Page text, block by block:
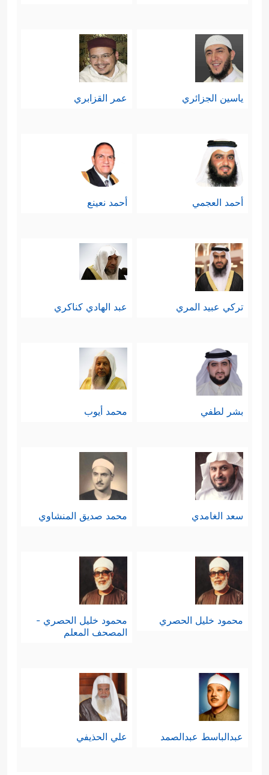
ياسين الجزائري عمر القزابري
أحمد العجمي أحمد نعينع
تركي عبيد المري عبد الهادي كناكري
بشر لطفي محمد أيوب
سعد الغامدي محمد صديق المنشاوي
محمود خليل الحصري
محمود خليل الحصري -
المصحف المعلم
عبدالباسط عبدالصمد علي الحذيفي